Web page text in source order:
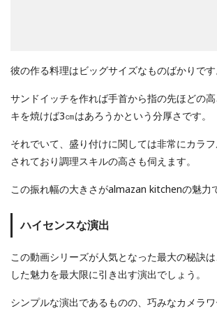
彼の作る料理はビッグサイズなものばかりです
サンドイッチを作れば手首から指の先ほどの
キを焼けば3㎝はあろうかという分厚さです。
それでいて、盛り付けに関しては非常にカラ
されており調理スキルの高さも伺えます。
この振れ幅の大きさがalmazan kitchenの魅力
ハイセンスな演出
この動画シリーズが人気となった最大の秘訣
した魅力を最大限に引き出す演出でしょう。
シンプルな演出であるものの、巧みなカメラ